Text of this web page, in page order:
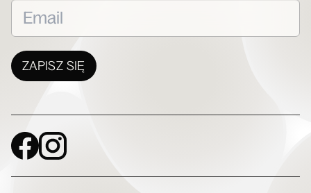
ZAPISZ SIĘ
Social Media